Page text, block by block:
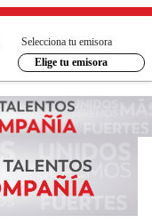
Selecciona tu emisora
Elige tu emisora